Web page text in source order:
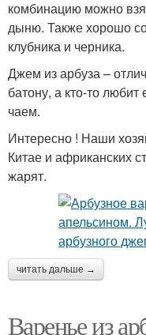
комбинацию можно
дыню. Также хорошо
клубника и черника.
Джем из арбуза –
батону, а кто-то любит
чаем.
Интересно ! Наши
Китае и африканских
жарят.
читать дальше →
Варенье из